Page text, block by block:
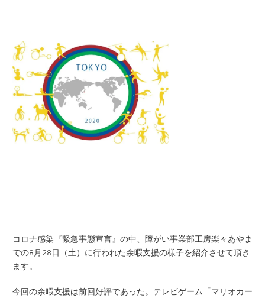
コロナ感染『緊急事態宣言』の中、障がい事業部工房楽々あやま
での8月28日（土）に行われた余暇支援の様子を紹介させて頂き
ます。
今回の余暇支援は前回好評であった。テレビゲーム「マリオカー